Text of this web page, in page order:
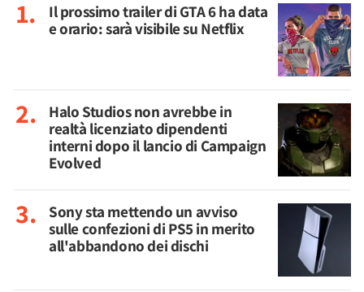
Il prossimo trailer di GTA 6 ha data
e orario: sarà visibile su Netflix
Halo Studios non avrebbe in
realtà licenziato dipendenti
interni dopo il lancio di Campaign
Evolved
Sony sta mettendo un avviso
sulle confezioni di PS5 in merito
all'abbandono dei dischi